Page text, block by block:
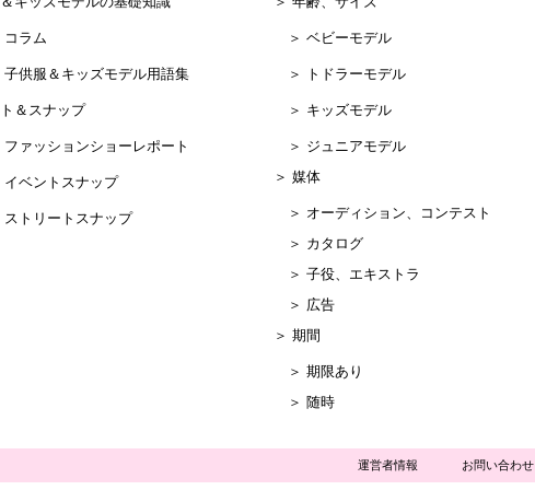
ラム
服＆キッズモデル用語集
＆スナップ
ッションショーレポート
ントスナップ
リートスナップ
＞ ベビーモデル
＞ トドラーモデル
＞ キッズモデル
＞ ジュニアモデル
＞ 媒体
＞ オーディション、コンテスト
＞ カタログ
＞ 子役、エキストラ
＞ 広告
＞ 期間
＞ 期限あり
＞ 随時
運営者情報 お問い合わせ